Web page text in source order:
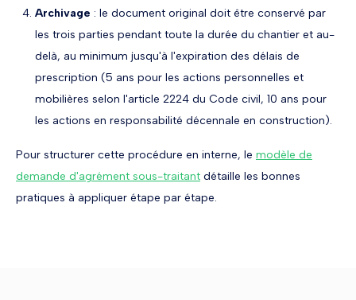
Archivage : le document original doit être conservé par
les trois parties pendant toute la durée du chantier et au-
delà, au minimum jusqu'à l'expiration des délais de
prescription (5 ans pour les actions personnelles et
mobilières selon l'article 2224 du Code civil, 10 ans pour
les actions en responsabilité décennale en construction).
Pour structurer cette procédure en interne, le modèle de
demande d'agrément sous-traitant détaille les bonnes
pratiques à appliquer étape par étape.